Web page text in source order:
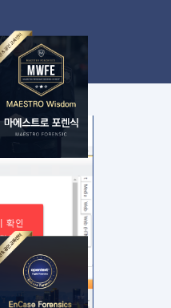
습니다.